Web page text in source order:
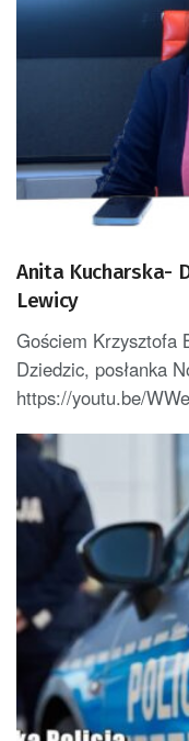
Anita Kucharska-
Lewicy
Gościem Krzysztofa
Dziedzic, posłanka
https://youtu.be/